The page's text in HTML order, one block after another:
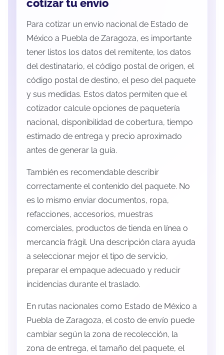
cotizar tu envío
Para cotizar un envío nacional de Estado de
México a Puebla de Zaragoza, es importante
tener listos los datos del remitente, los datos
del destinatario, el código postal de origen, el
código postal de destino, el peso del paquete
y sus medidas. Estos datos permiten que el
cotizador calcule opciones de paquetería
nacional, disponibilidad de cobertura, tiempo
estimado de entrega y precio aproximado
antes de generar la guía.
También es recomendable describir
correctamente el contenido del paquete. No
es lo mismo enviar documentos, ropa,
refacciones, accesorios, muestras
comerciales, productos de tienda en línea o
mercancía frágil. Una descripción clara ayuda
a seleccionar mejor el tipo de servicio,
preparar el empaque adecuado y reducir
incidencias durante el traslado.
En rutas nacionales como Estado de México a
Puebla de Zaragoza, el costo de envío puede
cambiar según la zona de recolección, la
zona de entrega, el tamaño del paquete, el